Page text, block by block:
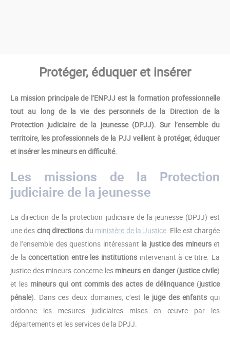
Protéger, éduquer et insérer
La mission principale de l’ENPJJ est la formation professionnelle
tout au long de la vie des personnels de la Direction de la
Protection judiciaire de la jeunesse (DPJJ). Sur l’ensemble du
territoire, les professionnels de la PJJ veillent à protéger, éduquer
et insérer les mineurs en difficulté.
Les missions de la Protection
judiciaire de la jeunesse
La direction de la protection judiciaire de la jeunesse (DPJJ) est
une des cinq directions du ministère de la Justice. Elle est chargée
de l’ensemble des questions intéressant la justice des mineurset
de laconcertation entre les institutions intervenant à ce titre. La
justice des mineurs concerne les mineurs en danger(justice civile)
et les mineurs qui ont commis des actes de délinquance(justice
pénale). Dans ces deux domaines, c’est le juge des enfants qui
ordonne les mesures judiciaires mises en œuvre par les
départements et les services de la DPJJ.